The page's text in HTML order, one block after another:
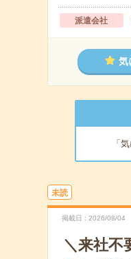
派遣会社
気
「
未読
掲載日 2026/08/04
＼来社不